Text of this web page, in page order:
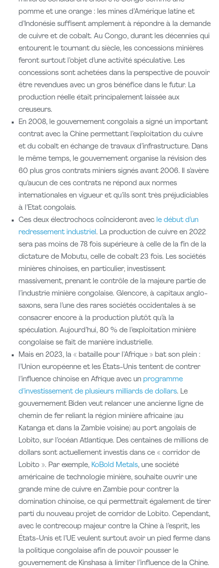
pomme et une orange : les mines d’Amérique latine et
d’Indonésie suffisent amplement à répondre à la demande
de cuivre et de cobalt. Au Congo, durant les décennies qui
entourent le tournant du siècle, les concessions minières
feront surtout l’objet d’une activité spéculative. Les
concessions sont achetées dans la perspective de pouvoir
être revendues avec un gros bénéfice dans le futur. La
production réelle était principalement laissée aux
creuseurs.
En 2008, le gouvernement congolais a signé un important
contrat avec la Chine permettant l’exploitation du cuivre
et du cobalt en échange de travaux d’infrastructure. Dans
le même temps, le gouvernement organise la révision des
60 plus gros contrats miniers signés avant 2006. Il s’avère
qu’aucun de ces contrats ne répond aux normes
internationales en vigueur et qu’ils sont très préjudiciables
à l’Etat congolais.
Ces deux électrochocs coïncideront avec le début d’un
redressement industriel. La production de cuivre en 2022
sera pas moins de 78 fois supérieure à celle de la fin de la
dictature de Mobutu, celle de cobalt 23 fois. Les sociétés
minières chinoises, en particulier, investissent
massivement, prenant le contrôle de la majeure partie de
l’industrie minière congolaise. Glencore, à capitaux anglo-
saxons, sera l’une des rares sociétés occidentales à se
consacrer encore à la production plutôt qu’à la
spéculation. Aujourd’hui, 80 % de l’exploitation minière
congolaise se fait de manière industrielle.
Mais en 2023, la « bataille pour l’Afrique » bat son plein :
l’Union européenne et les États-Unis tentent de contrer
l’influence chinoise en Afrique avec unprogramme
d’investissement de plusieurs milliards de dollars. Le
gouvernement Biden veut relancer une ancienne ligne de
chemin de fer reliant la région minière africaine (au
Katanga et dans la Zambie voisine) au port angolais de
Lobito, sur l’océan Atlantique. Des centaines de millions de
dollars sont actuellement investis dans ce « corridor de
Lobito ». Par exemple, KoBold Metals, une société
américaine de technologie minière, souhaite ouvrir une
grande mine de cuivre en Zambie pour contrer la
domination chinoise, ce qui permettrait également de tirer
parti du nouveau projet de corridor de Lobito. Cependant,
avec le contrecoup majeur contre la Chine à l’esprit, les
États-Unis et l’UE veulent surtout avoir un pied ferme dans
la politique congolaise afin de pouvoir pousser le
gouvernement de Kinshasa à limiter l’influence de la Chine.